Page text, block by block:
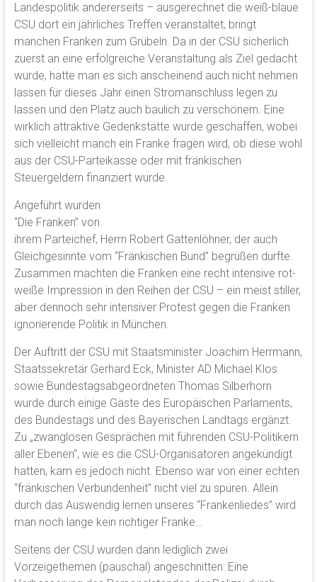
Landespolitik andererseits – ausgerechnet die weiß-blaue
CSU dort ein jährliches Treffen veranstaltet, bringt
manchen Franken zum Grübeln. Da in der CSU sicherlich
zuerst an eine erfolgreiche Veranstaltung als Ziel gedacht
wurde, hatte man es sich anscheinend auch nicht nehmen
lassen für dieses Jahr einen Stromanschluss legen zu
lassen und den Platz auch baulich zu verschönern. Eine
wirklich attraktive Gedenkstätte wurde geschaffen, wobei
sich vielleicht manch ein Franke fragen wird, ob diese wohl
aus der CSU-Parteikasse oder mit fränkischen
Steuergeldern finanziert wurde.
Angeführt wurden
“Die Franken” von
ihrem Parteichef, Herrn Robert Gattenlöhner, der auch
Gleichgesinnte vom “Fränkischen Bund” begrüßen durfte.
Zusammen machten die Franken eine recht intensive rot-
weiße Impression in den Reihen der CSU – ein meist stiller,
aber dennoch sehr intensiver Protest gegen die Franken
ignorierende Politik in München.
Der Auftritt der CSU mit Staatsminister Joachim Herrmann,
Staatssekretär Gerhard Eck, Minister AD Michael Klos
sowie Bundestagsabgeordneten Thomas Silberhorn
wurde durch einige Gäste des Europäischen Parlaments,
des Bundestags und des Bayerischen Landtags ergänzt.
Zu „zwanglosen Gesprächen mit führenden CSU-Politikern
aller Ebenen“, wie es die CSU-Organisatoren angekündigt
hatten, kam es jedoch nicht. Ebenso war von einer echten
“fränkischen Verbundenheit” nicht viel zu spüren. Allein
durch das Auswendig lernen unseres “Frankenliedes” wird
man noch lange kein richtiger Franke…
Seitens der CSU wurden dann lediglich zwei
Vorzeigethemen (pauschal) angeschnitten: Eine